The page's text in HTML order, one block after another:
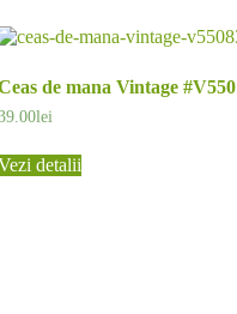
de mana Vintage #V550
lei
detalii